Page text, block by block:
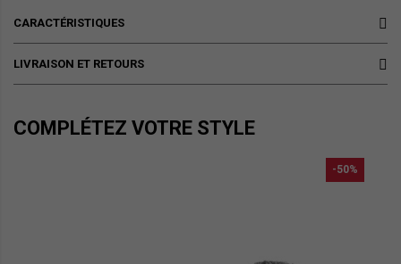
CARACTÉRISTIQUES
LIVRAISON ET RETOURS
COMPLÉTEZ VOTRE STYLE
-50%